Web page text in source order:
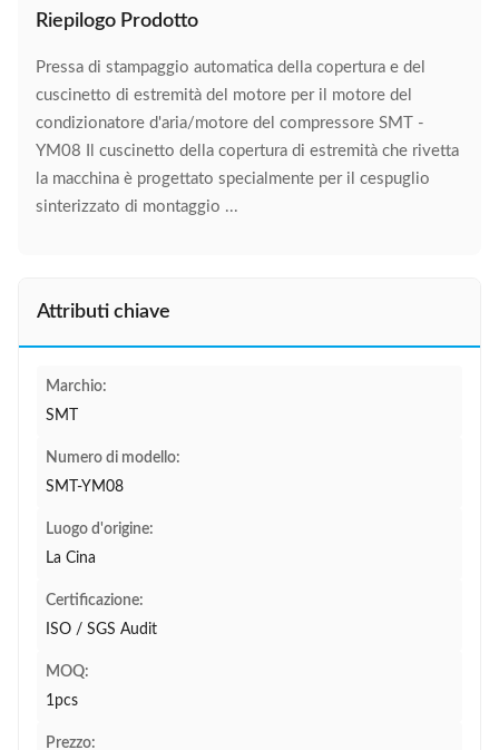
Riepilogo Prodotto
Pressa di stampaggio automatica della copertura e del
cuscinetto di estremità del motore per il motore del
condizionatore d'aria/motore del compressore SMT -
YM08 Il cuscinetto della copertura di estremità che rivetta
la macchina è progettato specialmente per il cespuglio
sinterizzato di montaggio ...
Attributi chiave
Marchio:
SMT
Numero di modello:
SMT-YM08
Luogo d'origine:
La Cina
Certificazione:
ISO / SGS Audit
MOQ:
1pcs
Prezzo: